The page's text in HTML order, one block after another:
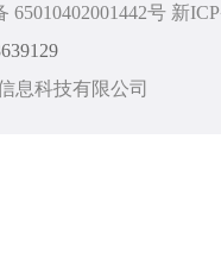
65010402001442号 新
息科技有限公司